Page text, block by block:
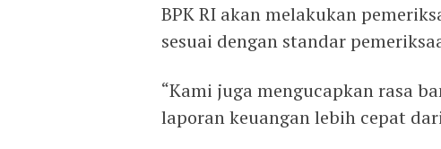
BPK RI akan melakukan
sesuai dengan standar
“Kami juga mengucapkan rasa
laporan keuangan lebih cepat